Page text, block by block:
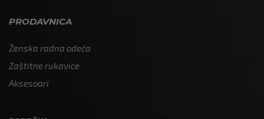
PRODAVNICA
Ženska radna odeća
Zaštitne rukavice
Aksesoari